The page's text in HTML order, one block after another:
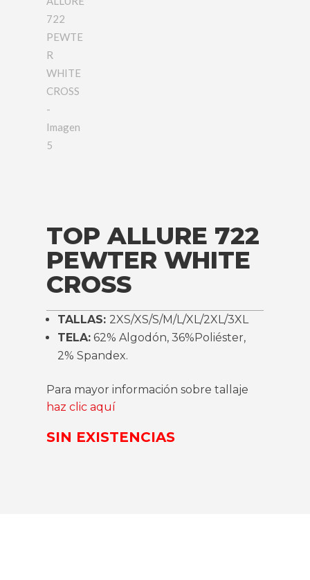
TOP ALLURE 722
PEWTER WHITE
CROSS
TALLAS: 2XS/XS/S/M/L/XL/2XL/3XL
TELA: 62% Algodón, 36%Poliéster,
2% Spandex.
Para mayor información sobre tallaje
haz clic aquí
SIN EXISTENCIAS